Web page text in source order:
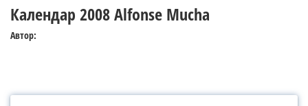
Календар 2008 Alfonse Mucha
Автор: